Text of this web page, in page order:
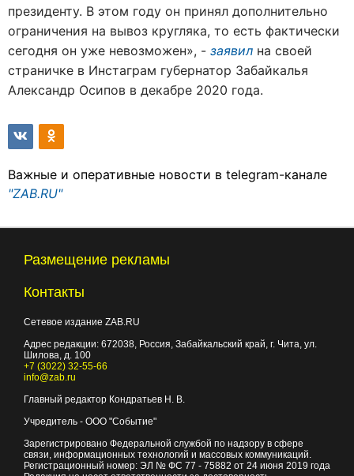
президенту. В этом году он принял дополнительно
ограничения на вывоз кругляка, то есть фактически
сегодня он уже невозможен», - заявил на своей
страничке в Инстаграм губернатор Забайкалья
Александр Осипов в декабре 2020 года.
Важные и оперативные новости в telegram-канале
"ZAB.RU"
Размещение рекламы
Контакты
Сетевое издание ZAB.RU
Адрес редакции: 672038, Россия, Забайкальский край, г. Чита, ул.
Шилова, д. 100
+7 (3022) 32-55-66
info@zab.ru
Главный редактор Кондратьев Н. В.
Учредитель - ООО "Событие"
Зарегистрировано Федеральной службой по надзору в сфере
связи, информационных технологий и массовых коммуникаций.
Регистрационный номер: ЭЛ № ФС 77 - 75882 от 24 июня 2019 года